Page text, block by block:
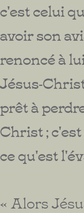
c'est celui
avoir son
renoncé à
Jésus-
prêt à
Christ ;
ce qu'est
« Alors